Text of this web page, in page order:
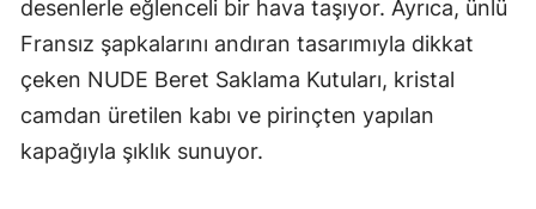
desenlerle eğlenceli bir hava taşıyor. Ayrıca, ünlü
Fransız şapkalarını andıran tasarımıyla dikkat
çeken NUDE Beret Saklama Kutuları, kristal
camdan üretilen kabı ve pirinçten yapılan
kapağıyla şıklık sunuyor.